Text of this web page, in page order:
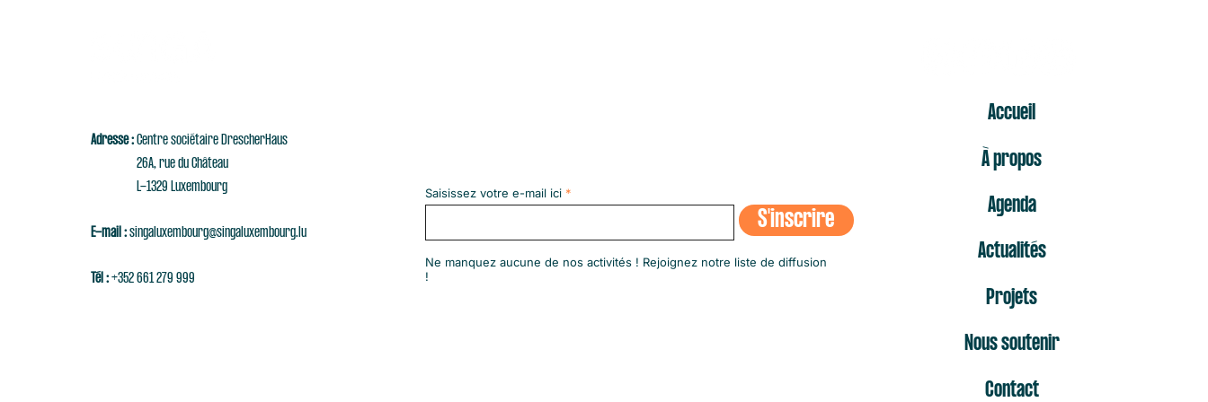
Adresse :Centre sociétaire DrescherHaus
26A, rue du Château
L-1329 Luxembourg
E-mail :singaluxembourg@singaluxembourg.lu
Tél :+352 661 279 999
Saisissez votre e-mail ici
S'inscrire
​Ne manquez aucune de nos activités ! Rejoignez notre liste de diffusion
!
Accueil
À propos
Agenda
Actualités
Projets
Nous soutenir
Contact